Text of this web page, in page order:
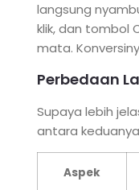
langsung
klik, dan tombol
mata.
Perbedaan
Supaya lebih
antara
Aspek